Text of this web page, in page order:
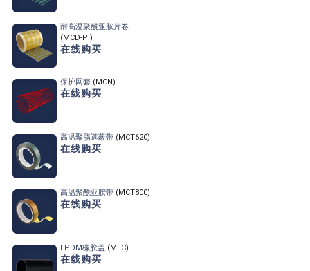
耐高温聚酰亚胺片卷
(MCD-PI)
在线购买
保护网套 (MCN)
在线购买
高温聚脂遮蔽带 (MCT620)
在线购买
高温聚酰亚胺带 (MCT800)
在线购买
EPDM橡胶盖 (MEC)
在线购买